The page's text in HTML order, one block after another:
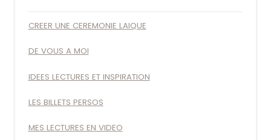
CREER UNE CEREMONIE LAIQUE
DE VOUS A MOI
IDEES LECTURES ET INSPIRATION
LES BILLETS PERSOS
MES LECTURES EN VIDEO